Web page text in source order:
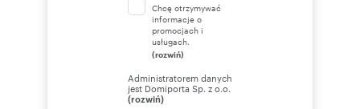
Chcę otrzymywać
informacje o
promocjach i
usługach.
(rozwiń)
Administratorem danych
jest Domiporta Sp. z o.o.
(rozwiń)